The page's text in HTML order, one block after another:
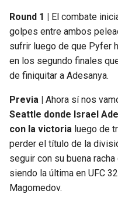
Round 1 |
El combate
golpes entre ambos
sufrir luego de que Pyfer
en los segundo finales
de finiquitar a Adesanya.
Previa | Ahora sí nos
Seattle donde Israel
con la victoria luego de
perder el título de la
seguir con su buena
siendo la última en UFC
Magomedov.